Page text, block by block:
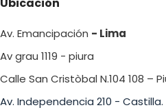
Ubicación
Av. Emancipación - Lima
Av grau 1119 - piura
Calle San Cristòbal N.104 108 –
Av. Independencia 210 - Castilla.